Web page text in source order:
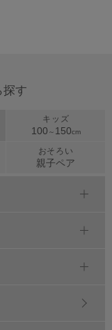
探す
キッズ
100 ～ 150cm
おそろい
親子ペア